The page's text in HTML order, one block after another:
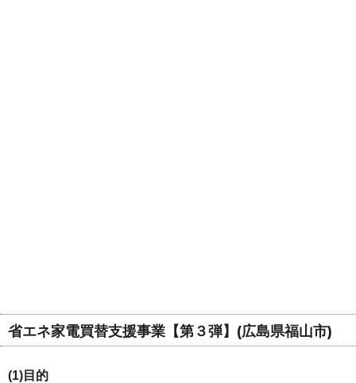
省エネ家電買替支援事業【第３弾】(広島県福山市)
(1)目的